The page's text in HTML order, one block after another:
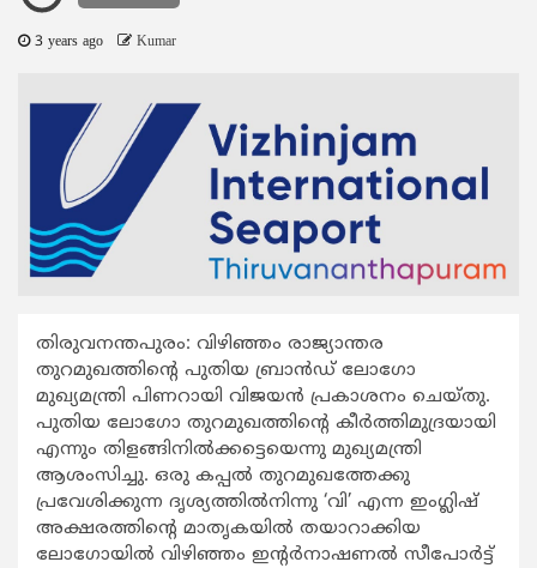
3 years ago Kumar
തിരുവനന്തപുരം: വിഴിഞ്ഞം രാജ്യാന്തര
തുറമുഖത്തിന്റെ പുതിയ ബ്രാൻഡ് ലോഗോ
മുഖ്യമന്ത്രി പിണറായി വിജയൻ പ്രകാശനം ചെയ്തു.
പുതിയ ലോഗോ തുറമുഖത്തിന്റെ കീർത്തിമുദ്രയായി
എന്നും തിളങ്ങിനിൽക്കട്ടെയെന്നു മുഖ്യമന്ത്രി
ആശംസിച്ചു. ഒരു കപ്പൽ തുറമുഖത്തേക്കു
പ്രവേശിക്കുന്ന ദൃശ്യത്തിൽനിന്നു ‘വി’ എന്ന ഇംഗ്ലിഷ്
അക്ഷരത്തിന്റെ മാതൃകയിൽ തയാറാക്കിയ
ലോഗോയിൽ വിഴിഞ്ഞം ഇന്റർനാഷണൽ സീപോർട്ട്